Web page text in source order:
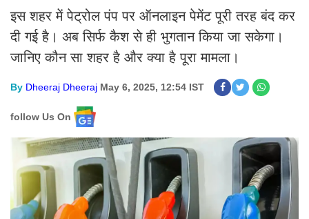
इस शहर में पेट्रोल पंप पर ऑनलाइन पेमेंट पूरी तरह बंद कर
दी गई है। अब सिर्फ कैश से ही भुगतान किया जा सकेगा।
जानिए कौन सा शहर है और क्या है पूरा मामला।
By Dheeraj Dheeraj May 6, 2025, 12:54 IST
follow Us On